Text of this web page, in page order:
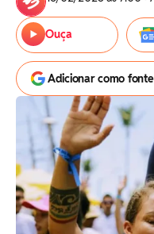
Ouça
Adicionar como